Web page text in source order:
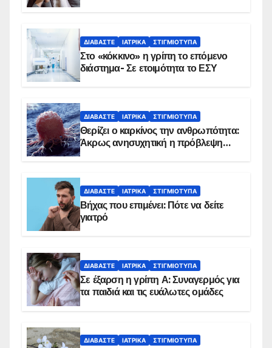
ΔΙΑΒΆΣΤΕ ΙΑΤΡΙΚΆ ΣΤΙΓΜΙΌΤΥΠΑ
Στο «κόκκινο» η γρίπη το επόμενο
διάστημα- Σε ετοιμότητα το ΕΣΥ
ΔΙΑΒΆΣΤΕ ΙΑΤΡΙΚΆ ΣΤΙΓΜΙΌΤΥΠΑ
Θερίζει ο καρκίνος την ανθρωπότητα:
Άκρως ανησυχητική η πρόβλεψη…
ΔΙΑΒΆΣΤΕ ΙΑΤΡΙΚΆ ΣΤΙΓΜΙΌΤΥΠΑ
Βήχας που επιμένει: Πότε να δείτε
γιατρό
ΔΙΑΒΆΣΤΕ ΙΑΤΡΙΚΆ ΣΤΙΓΜΙΌΤΥΠΑ
Σε έξαρση η γρίπη Α: Συναγερμός για
τα παιδιά και τις ευάλωτες ομάδες
ΔΙΑΒΆΣΤΕ ΙΑΤΡΙΚΆ ΣΤΙΓΜΙΌΤΥΠΑ